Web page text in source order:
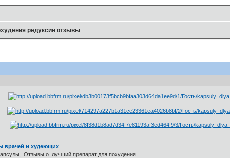
редуксин отзывы
врачей и худеющих
Отзывы о лучший препарат для похудения.